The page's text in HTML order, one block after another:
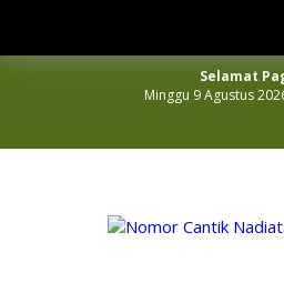
Selamat
Minggu 9 Agustus